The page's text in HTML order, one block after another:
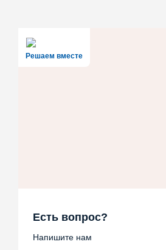
Решаем вместе
Есть вопрос?
Напишите нам